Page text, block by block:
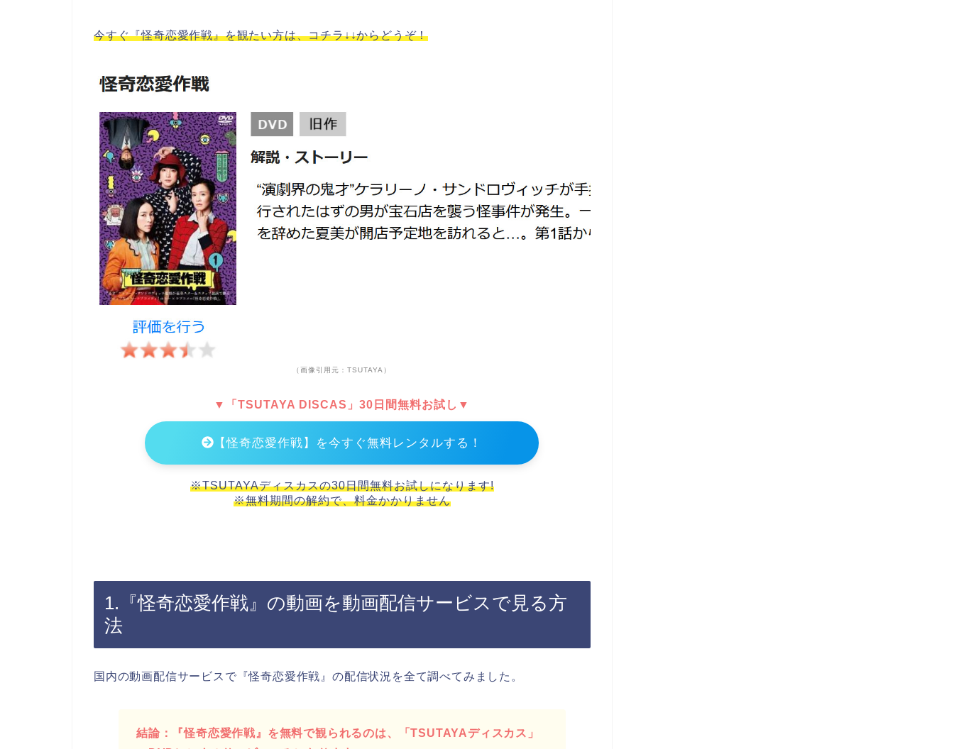
今すぐ『怪奇恋愛作戦』を観たい方は、コチラ↓↓からどうぞ！
（画像引用元：TSUTAYA）
▼「TSUTAYA DISCAS」30日間無料お試し▼
【怪奇恋愛作戦】を今すぐ無料レンタルする！
※TSUTAYAディスカスの30日間無料お試しになります!
※無料期間の解約で、料金かかりません
1.『怪奇恋愛作戦』の動画を動画配信サービスで見る方
法
国内の動画配信サービスで『怪奇恋愛作戦』の配信状況を全て調べてみました。
結論：『怪奇恋愛作戦』を無料で観られるのは、「TSUTAYAディスカス」